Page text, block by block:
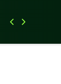
Feminino